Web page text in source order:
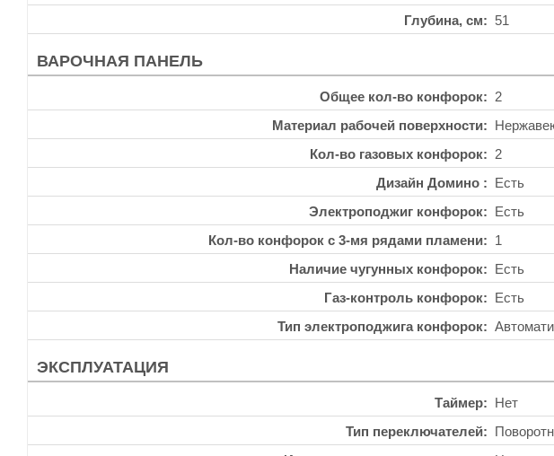
Глубина, см
51
ВАРОЧНАЯ ПАНЕЛЬ
Общее кол-во конфорок
2
Материал рабочей поверхности
Кол-во газовых конфорок
2
Дизайн Домино
Есть
Электроподжиг конфорок
Есть
Кол-во конфорок с 3-мя рядами пламени
1
Наличие чугунных конфорок
Есть
Газ-контроль конфорок
Есть
Тип электроподжига конфорок
ЭКСПЛУАТАЦИЯ
Таймер
Нет
Тип переключателей